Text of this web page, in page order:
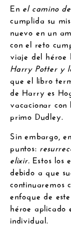
En el camino
cumplida su
nuevo en un
con el reto
viaje del héroe
Harry Potter y
que el libro
de Harry es
vacacionar con
primo Dudley.
Sin embargo,
puntos:
elixir. Estos los
debido a que
continuaremos
enfoque de
héroe aplicado
individual.